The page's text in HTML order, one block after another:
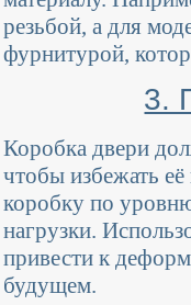
резьбой, а для
фурнитурой,
3.
Коробка двери
чтобы избежать
коробку по
нагрузки.
привести к
будущем.